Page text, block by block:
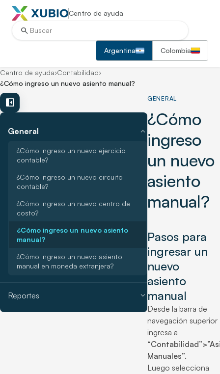
Centro de ayuda
search
Argentina Colombia
Centro de ayuda›Contabilidad›
¿Cómo ingreso un nuevo asiento manual?
left_panel_close
General expand_more
¿Cómo ingreso un nuevo ejercicio
contable?
¿Cómo ingreso un nuevo circuito
contable?
¿Cómo ingreso un nuevo centro de
costo?
¿Cómo ingreso un nuevo asiento
manual?
¿Cómo ingreso un nuevo asiento
manual en moneda extranjera?
Reportes expand_more
GENERAL
¿Cómo
ingreso
un nuevo
asiento
manual?
Pasos para
ingresar un
nuevo
asiento
manual
Desde la barra de
navegación superior
ingresa a
Manuales”.
Luego selecciona